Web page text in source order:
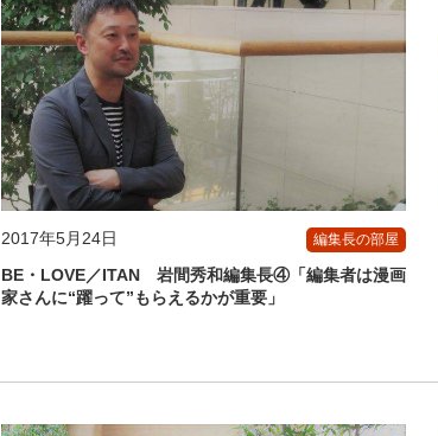
2017年5月24日 編集長の部屋
BE・LOVE／ITAN 岩間秀和編集長④「編集者は漫画
家さんに“躍って”もらえるかが重要」